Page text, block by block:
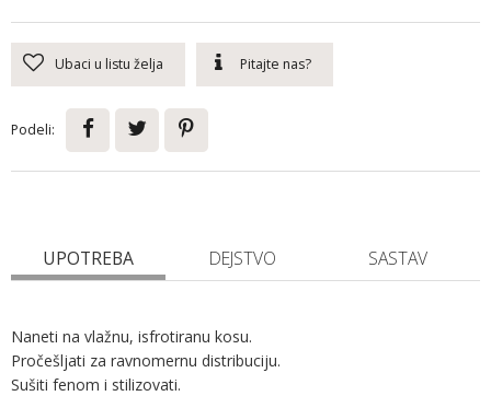
Ubaci u listu želja Pitajte nas?
Podeli:
UPOTREBA DEJSTVO SASTAV
Naneti na vlažnu, isfrotiranu kosu.
Pročešljati za ravnomernu distribuciju.
Sušiti fenom i stilizovati.